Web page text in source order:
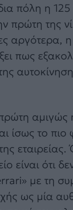
πόλη η 125
πρώτη της
αργότερα,
πως
αμιγώς
ίσως το πιο
είναι ότι
με τη
ως μία